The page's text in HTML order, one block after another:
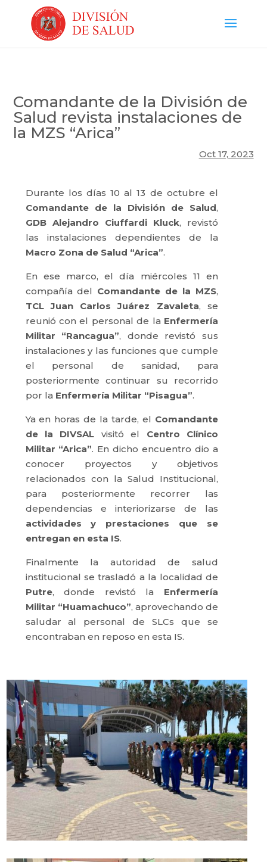
Comandante de la División de
Salud revista instalaciones de
la MZS “Arica”
Oct 17, 2023
Durante los días 10 al 13 de octubre el
Comandante de la División de Salud,
GDB Alejandro Ciuffardi Kluck, revistó
las instalaciones dependientes de la
Macro Zona de Salud “Arica”.
En ese marco, el día miércoles 11 en
compañía del Comandante de la MZS,
TCL Juan Carlos Juárez Zavaleta, se
reunió con el personal de la Enfermería
Militar “Rancagua”, donde revistó sus
instalaciones y las funciones que cumple
el personal de sanidad, para
posteriormente continuar su recorrido
por la Enfermería Militar “Pisagua”.
Ya en horas de la tarde, el Comandante
de la DIVSAL visitó el Centro Clínico
Militar “Arica”. En dicho encuentro dio a
conocer proyectos y objetivos
relacionados con la Salud Institucional,
para posteriormente recorrer las
dependencias e interiorizarse de las
actividades y prestaciones que se
entregan en esta IS.
Finalmente la autoridad de salud
institucional se trasladó a la localidad de
Putre, donde revistó la Enfermería
Militar “Huamachuco”, aprovechando de
saludar al personal de SLCs que se
encontraban en reposo en esta IS.